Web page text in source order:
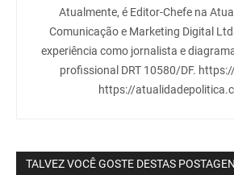
Atualmente, é Editor-Chefe na
Comunicação e Marketing Digital
experiência como jornalista e
profissional DRT 10580/DF.
https://
TALVEZ VOCÊ GOSTE DESTAS